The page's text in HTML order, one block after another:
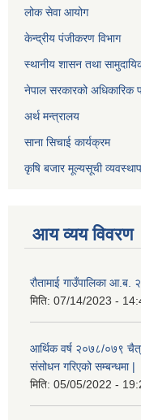
लोक सेवा आयोग
केन्द्रीय पंजीकरण विभाग
स्थानीय शासन तथा
नेपाल सरकारको अधिकारिक
अर्थ मन्त्रालय
साना सिचाई कार्यक्रम
कृषि बजार मूल्यसूची
आय व्यय विवरण
रौतामाई गाउँपालिका
मिति: 07/14/2023 -
आर्थिक वर्ष २०७८/०७९
संसोधन गरिएको सम्बन्धमा |
मिति: 05/05/2022 -